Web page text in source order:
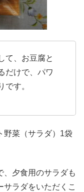
て、お豆腐と
だけで、パワ
です。
野菜（サラダ）1袋
、夕食用のサラダも
サラダをいただくこ